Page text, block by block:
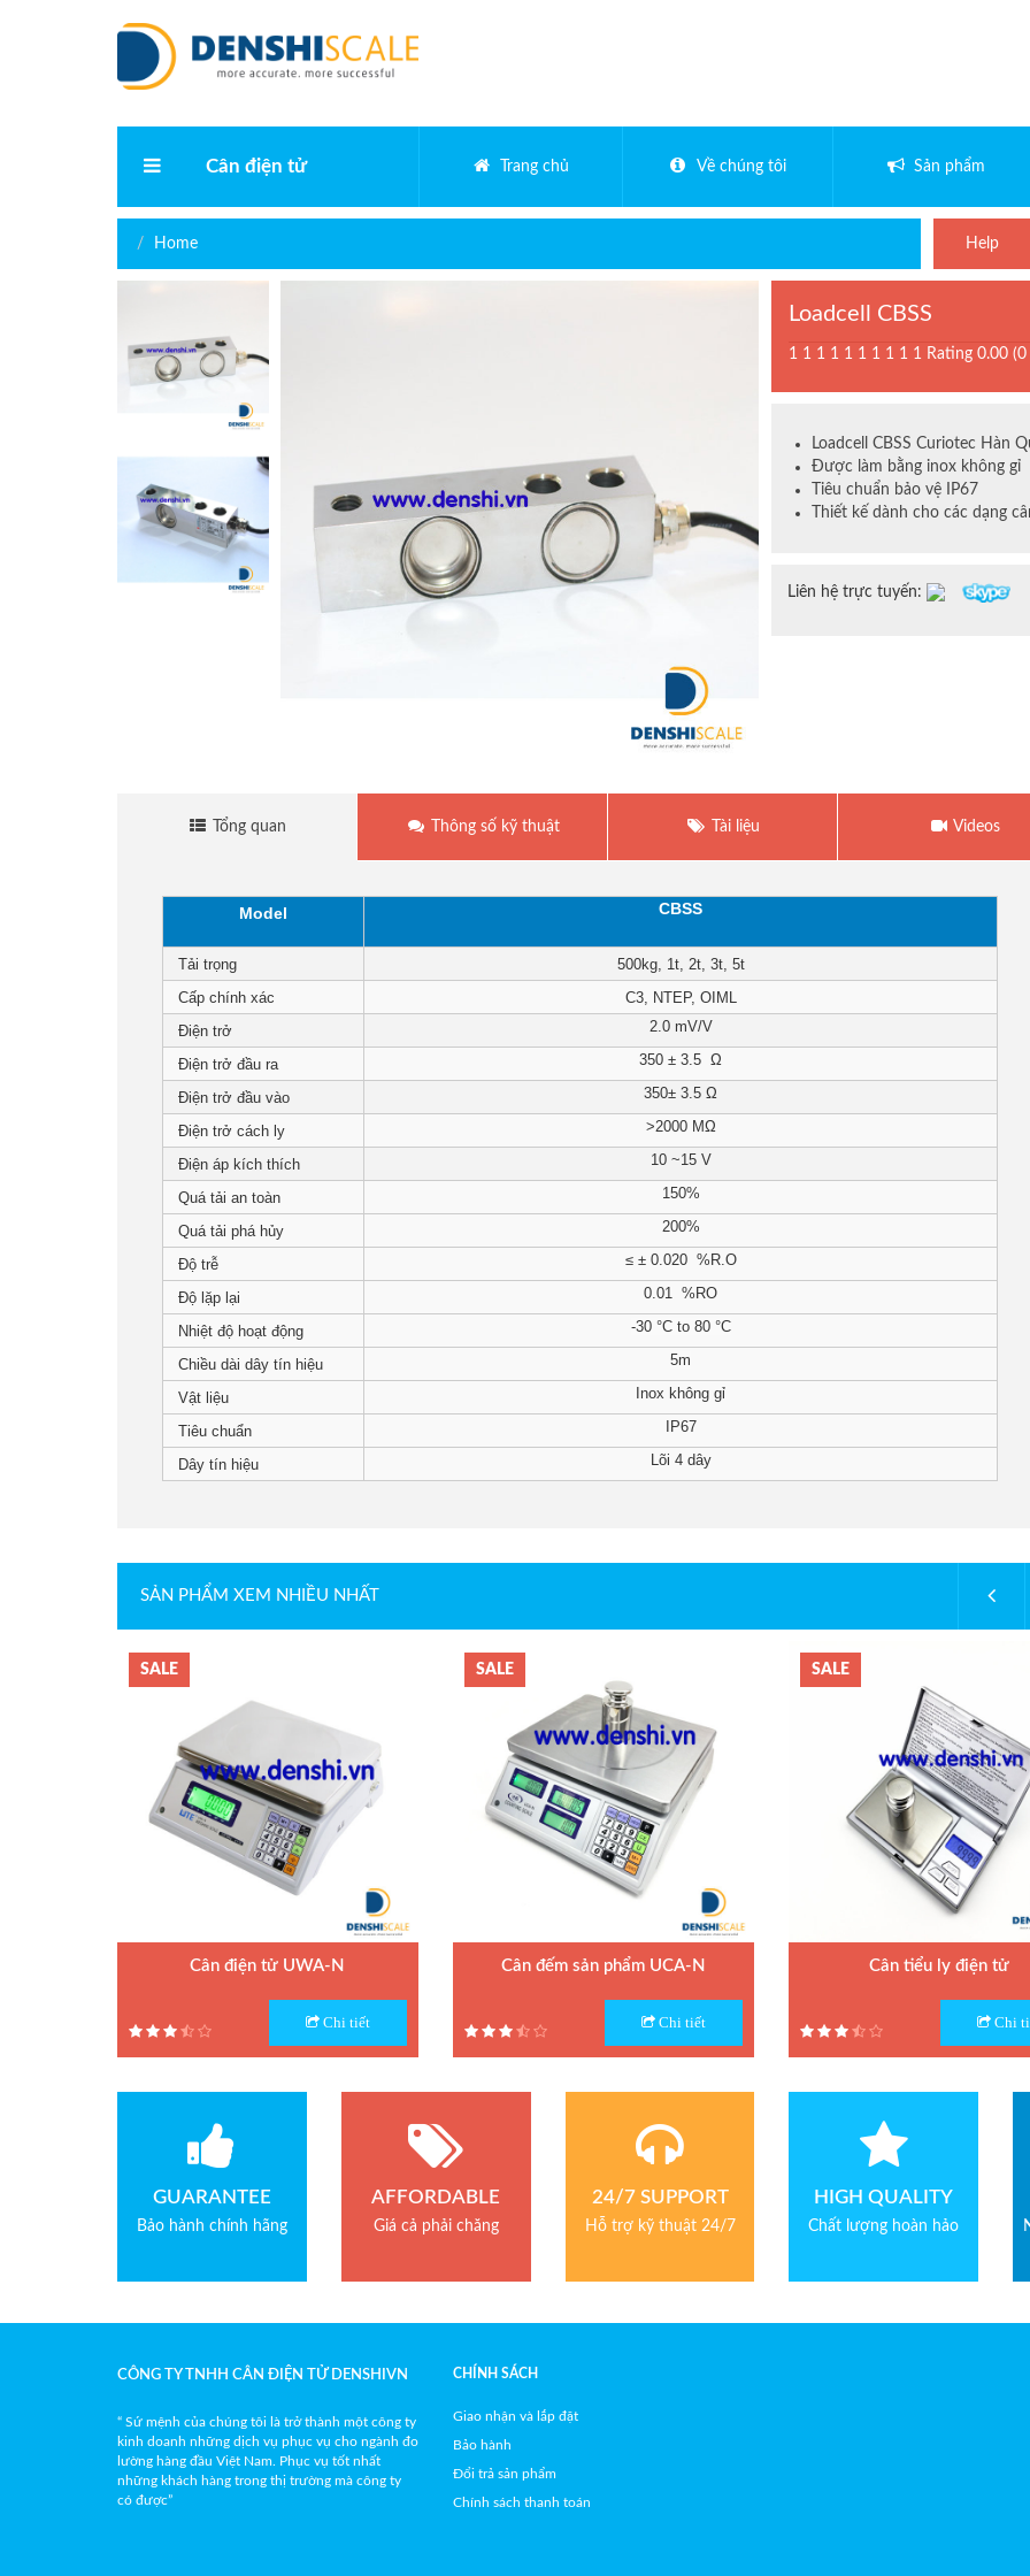
Cân điện tử
Cân bàn điện tử
Cân điện tử bỏ túi
Cân sàn điện tử
Cân giá rẻ
Cân sức khỏe
Cân phân tích độ ẩm
Đầu cân điện tử
Loadcell Zemic
Loadcell VMC
Loadcell PT
Loadcell CAS
Loadcell Keli
Loadcell Mettler Toledo
Loadcell Vishay
Quả cân chuẩn F1
Phụ kiện cân điện tử
Loadcell Curiotec
Trang chủ Về chúng tôi Sản phẩm
Home Help
Loadcell CBSS
1 1 1 1 1 1 1 1 1 1 Rating 0.00 (0
Loadcell CBSS Curiotec Hàn
Được làm bằng inox không gỉ
Tiêu chuẩn bảo vệ IP67
Thiết kế dành cho các dạng
Liên hệ trực tuyến:
Tổng quan Thông số kỹ thuật Tài liệu Videos
Model CBSS
Tải trọng
500kg, 1t, 2t, 3t, 5t
Cấp chính xác
C3, NTEP, OIML
Điện trở
2.0 mV/V
Điện trở đầu ra 350 ± 3.5 Ω
Điện trở đầu vào 350± 3.5 Ω
Điện trở cách ly >2000 MΩ
Điện áp kích thích 10 ~15 V
Quá tải an toàn 150%
Quá tải phá hủy 200%
Độ trễ ≤ ± 0.020 %R.O
Độ lặp lại 0.01 %RO
Nhiệt độ hoạt động -30 °C to 80 °C
Chiều dài dây tín hiệu 5m
Vật liệu Inox không gỉ
Tiêu chuẩn IP67
Dây tín hiệu Lõi 4 dây
SẢN PHẨM XEM NHIỀU NHẤT
SALE
Cân điện tử UWA-N
Model : Cân điện tử UWA-N
Hãng sản xuất : UTE
Chi tiết
SALE
Cân đếm sản phẩm UCA-N
Model : Cân đếm UCA-N
Hãng sản xuất : UTE - Taiwan
Chi tiết
SALE
Cân tiểu ly điện tử
Hãng sản xuất : Jadever
Chi
GUARANTEE
Bảo hành chính hãng
AFFORDABLE
Giá cả phải chăng
24/7 SUPPORT
Hỗ trợ kỹ thuật 24/7
HIGH QUALITY
Chất lượng hoàn hảo
CÔNG TY TNHH CÂN ĐIỆN TỬ DENSHIVN
“ Sứ mệnh của chúng tôi là trở thành một công ty
kinh doanh những dịch vụ phục vụ cho ngành đo
lường hàng đầu Việt Nam. Phục vụ tốt nhất
những khách hàng trong thị trường mà công ty
có được”
CHÍNH SÁCH
Giao nhận và lắp đặt
Bảo hành
Đổi trả sản phẩm
Chính sách thanh toán